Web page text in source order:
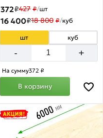
372₽427 ₽/шт
16 400₽18 800 ₽/куб
шт куб
- +
На сумму372 ₽
В корзину